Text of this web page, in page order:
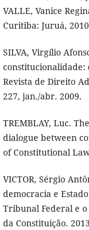
VALLE, Vanice
Curitiba: Juruá,
SILVA, Virgílio
constitucionalidade:
Revista de Direito
227, jan./abr. 2009.
TREMBLAY, Luc.
dialogue between
of Constitutional
VICTOR, Sérgio
democracia e
Tribunal Federal e
da Constituição.